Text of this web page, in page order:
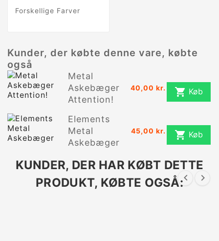
Forskellige Farver
Kunder, der købte denne vare, købte
også
Metal
Askebæger
Attention!
40,00 kr.  Køb
Elements
Metal
Askebæger
45,00 kr.  Køb
KUNDER, DER HAR KØBT DETTE
PRODUKT, KØBTE OGSÅ: 